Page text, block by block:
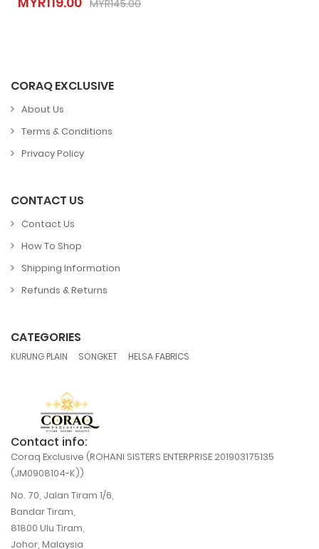
MYR145.00
MYR145.00
CORAQ EXCLUSIVE
About Us
Terms & Conditions
Privacy Policy
CONTACT US
Contact Us
How To Shop
Shipping Information
Refunds & Returns
CATEGORIES
KURUNG PLAIN SONGKET HELSA FABRICS
Contact info:
Coraq Exclusive (ROHANI SISTERS ENTERPRISE 201903175135
(JM0908104-K))
No. 70, Jalan Tiram 1/6,
Bandar Tiram,
81800 Ulu Tiram,
Johor, Malaysia